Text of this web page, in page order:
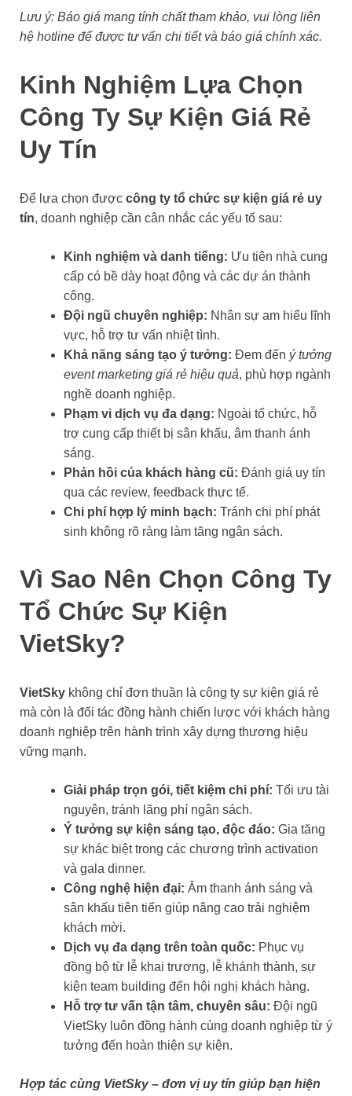
Lưu ý: Báo giá mang tính chất tham khảo, vui lòng liên
hệ hotline để được tư vấn chi tiết và báo giá chính xác.
Kinh Nghiệm Lựa Chọn
Công Ty Sự Kiện Giá Rẻ
Uy Tín
Để lựa chọn được công ty tổ chức sự kiện giá rẻ uy
tín, doanh nghiệp cần cân nhắc các yếu tố sau:
Kinh nghiệm và danh tiếng: Ưu tiên nhà cung
cấp có bề dày hoạt động và các dự án thành
công.
Đội ngũ chuyên nghiệp: Nhân sự am hiểu lĩnh
vực, hỗ trợ tư vấn nhiệt tình.
Khả năng sáng tạo ý tưởng: Đem đến ý tưởng
event marketing giá rẻ hiệu quả, phù hợp ngành
nghề doanh nghiệp.
Phạm vi dịch vụ đa dạng: Ngoài tổ chức, hỗ
trợ cung cấp thiết bị sân khấu, âm thanh ánh
sáng.
Phản hồi của khách hàng cũ: Đánh giá uy tín
qua các review, feedback thực tế.
Chi phí hợp lý minh bạch: Tránh chi phí phát
sinh không rõ ràng làm tăng ngân sách.
Vì Sao Nên Chọn Công Ty
Tổ Chức Sự Kiện
VietSky?
VietSky không chỉ đơn thuần là công ty sự kiện giá rẻ
mà còn là đối tác đồng hành chiến lược với khách hàng
doanh nghiệp trên hành trình xây dựng thương hiệu
vững mạnh.
Giải pháp trọn gói, tiết kiệm chi phí: Tối ưu tài
nguyên, tránh lãng phí ngân sách.
Ý tưởng sự kiện sáng tạo, độc đáo: Gia tăng
sự khác biệt trong các chương trình activation
và gala dinner.
Công nghệ hiện đại: Âm thanh ánh sáng và
sân khấu tiên tiến giúp nâng cao trải nghiệm
khách mời.
Dịch vụ đa dạng trên toàn quốc: Phục vụ
đồng bộ từ lễ khai trương, lễ khánh thành, sự
kiện team building đến hội nghị khách hàng.
Hỗ trợ tư vấn tận tâm, chuyên sâu: Đội ngũ
VietSky luôn đồng hành cùng doanh nghiệp từ ý
tưởng đến hoàn thiện sự kiện.
Hợp tác cùng VietSky – đơn vị uy tín giúp bạn hiện